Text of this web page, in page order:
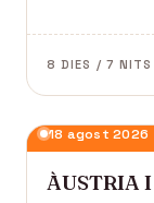
8 DIES / 7 NITS
18 agost 2026
ÀUSTRIA